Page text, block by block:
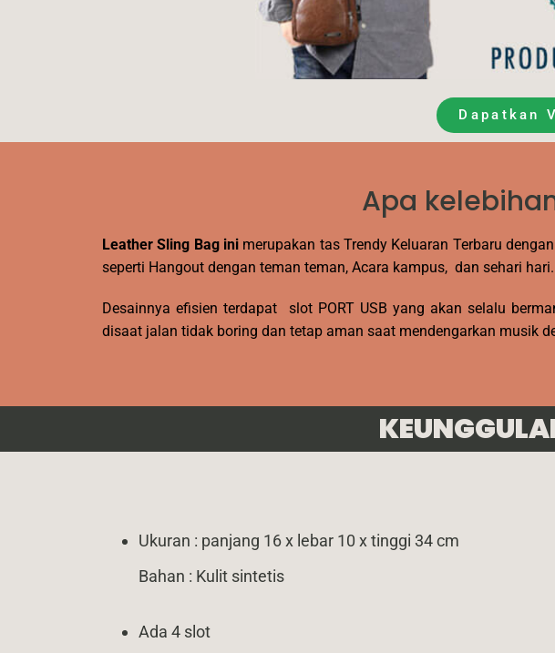
Dapatkan
Apa
Leather Sling Bag ini merupakan tas Trendy Keluaran Terbaru
seperti Hangout dengan teman teman, Acara kampus, dan sehari hari.
Desainnya efisien terdapat slot PORT USB yang akan selalu
disaat jalan tidak boring dan tetap aman saat mendengarkan musik
Ukuran : panjang 16 x lebar 10 x tinggi 34 cm
Bahan : Kulit sintetis
Ada 4 slot